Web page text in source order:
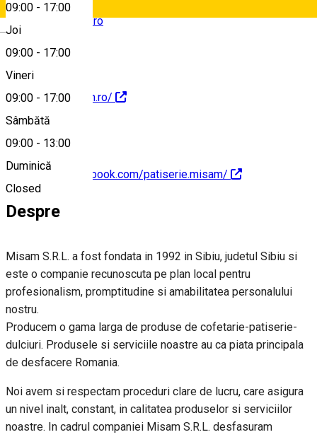
Deutsch
09:00 - 17:00
Joi
09:00 - 17:00
Vineri
09:00 - 17:00
Sâmbătă
09:00 - 13:00
Duminică
Closed
comenzi@misam.ro
http://www.misam.ro/
https://www.facebook.com/patiserie.misam/
Despre
Misam S.R.L. a fost fondata in 1992 in Sibiu, judetul Sibiu si
este o companie recunoscuta pe plan local pentru
profesionalism, promptitudine si amabilitatea personalului
nostru.
Producem o gama larga de produse de cofetarie-patiserie-
dulciuri. Produsele si serviciile noastre au ca piata principala
de desfacere Romania.
Noi avem si respectam proceduri clare de lucru, care asigura
un nivel inalt, constant, in calitatea produselor si serviciilor
noastre. In cadrul companiei Misam S.R.L. desfasuram